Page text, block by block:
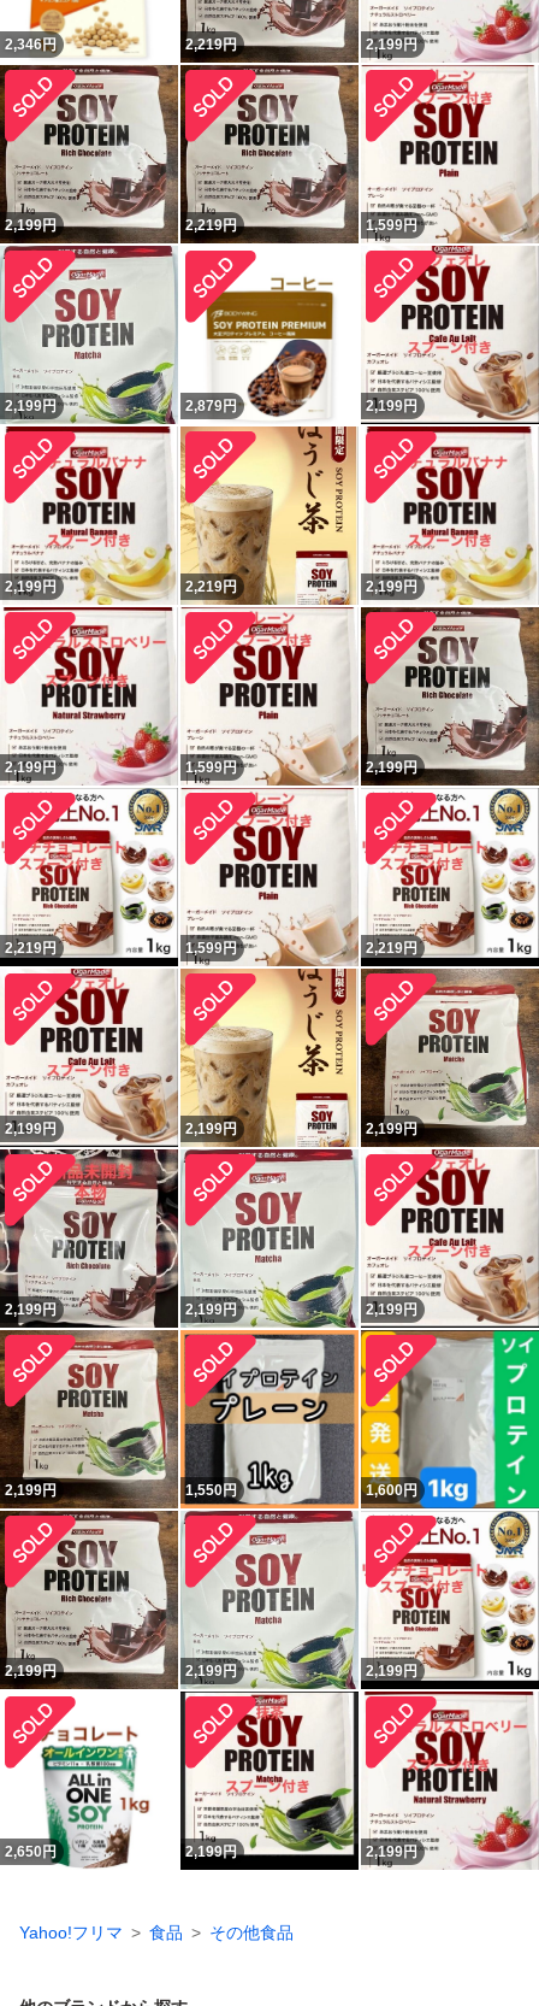
2,346円 2,219円 2,199円
2,199円 2,219円 1,599円
2,199円 2,879円 2,199円
2,199円 2,219円 2,199円
2,199円 1,599円 2,199円
2,219円 1,599円 2,219円
2,199円 2,199円 2,199円
2,199円 2,199円 2,199円
2,199円 1,550円 1,600円
2,199円 2,199円 2,199円
2,650 円 2,199円 2,199円
Yahoo!フリマ 食品 その他食品